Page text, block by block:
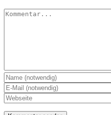
Kommentar